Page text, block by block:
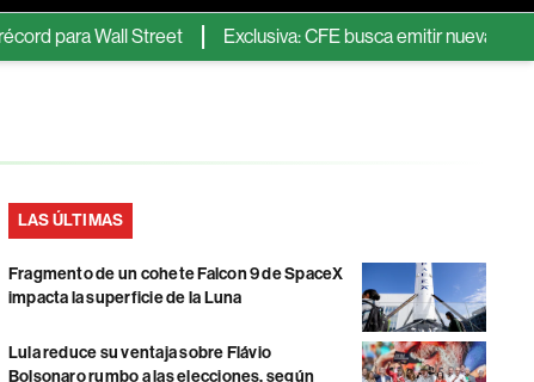
Wall Street Exclusiva: CFE busca emitir nueva Fibra E
LAS ÚLTIMAS
Fragmento de un cohete Falcon 9 de SpaceX
impacta la superficie de la Luna
Lula reduce su ventaja sobre Flávio
Bolsonaro rumbo a las elecciones, según